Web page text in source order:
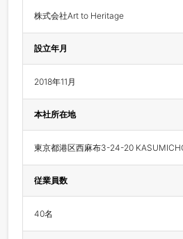
株式会社Art to Heritage
設立年月
2018年11月
本社所在地
東京都港区西麻布3-24-20
従業員数
40名